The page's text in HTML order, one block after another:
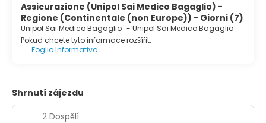
Assicurazione (Unipol Sai Medico Bagaglio) -
Regione (Continentale (non Europe)) - Giorni (7)
Unipol Sai Medico Bagaglio - Unipol Sai Medico Bagaglio
Pokud chcete tyto informace rozšířit:
Foglio Informativo
Shrnutí zájezdu
2 Dospělí